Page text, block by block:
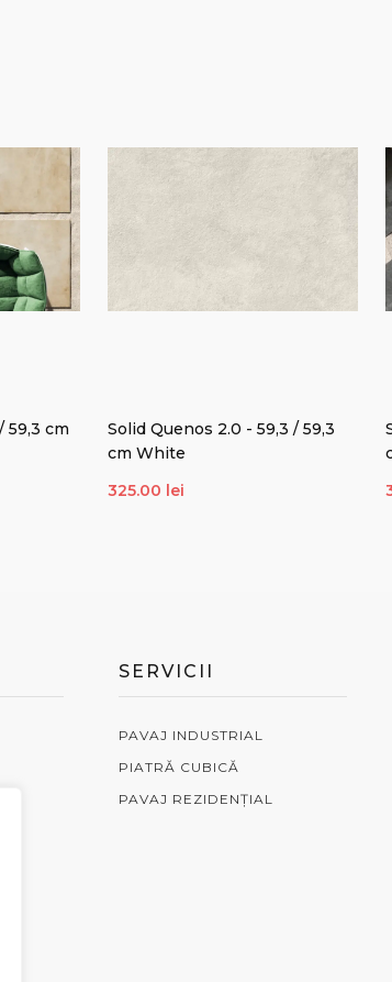
59,3 cm
Solid Quenos 2.0 - 59,3 / 59,3
cm White
325.00 lei
SERVICII
PAVAJ INDUSTRIAL
PIATRĂ CUBICĂ
PAVAJ REZIDENȚIAL